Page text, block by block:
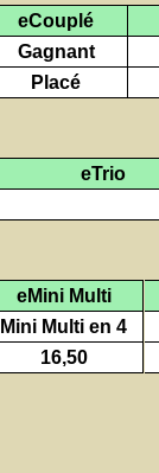
eCouplé
Gagnant
Placé
eTrio
eMini Multi
Mini Multi en 4
16,50